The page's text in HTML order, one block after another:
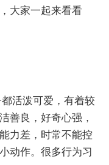
大家一起来看看
活泼可爱，有着较
善良，好奇心强，
力差，时常不能控
动作。很多行为习